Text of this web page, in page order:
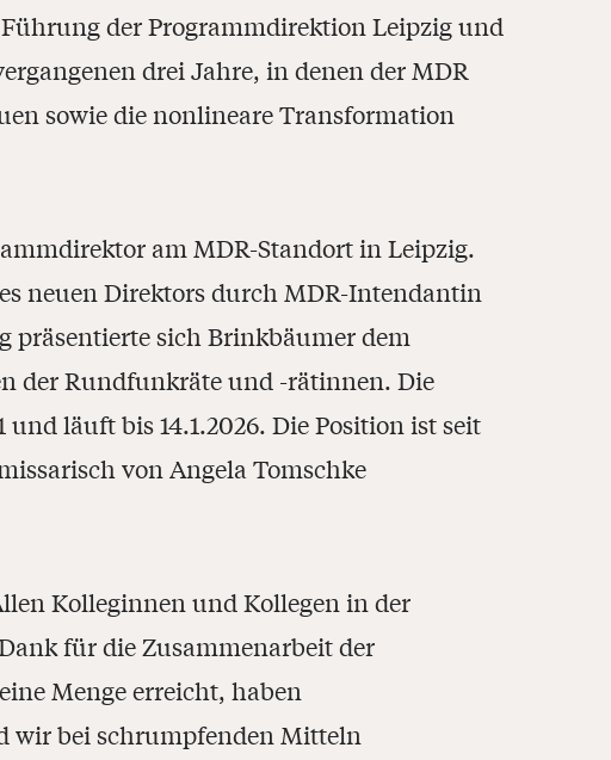
der Programmdirektion Leipzig und
drei Jahre, in denen der MDR
sowie die nonlineare Transformation
am MDR-Standort in Leipzig.
neuen Direktors durch MDR-Intendantin
präsentierte sich Brinkbäumer dem
der Rundfunkräte und -rätinnen. Die
läuft bis 14.1.2026. Die Position ist seit
von Angela Tomschke
Kolleginnen und Kollegen in der
für die Zusammenarbeit der
Menge erreicht, haben
wir bei schrumpfenden Mitteln